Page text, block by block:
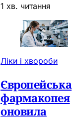
1 хв. читання
Ліки і хвороби
Європейська
фармакопея
оновила